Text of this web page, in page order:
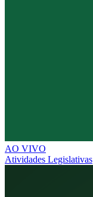
AO VIVO
Atividades Legislativas